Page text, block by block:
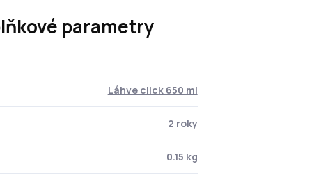
parametry
Láhve click 650 ml
2 roky
0.15 kg